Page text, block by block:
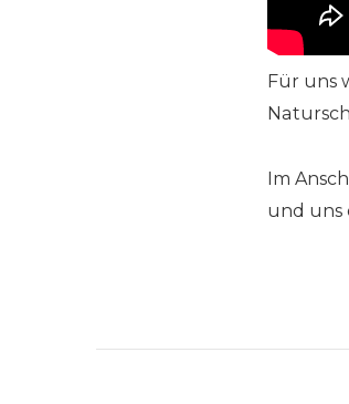
Für uns
Im
und uns